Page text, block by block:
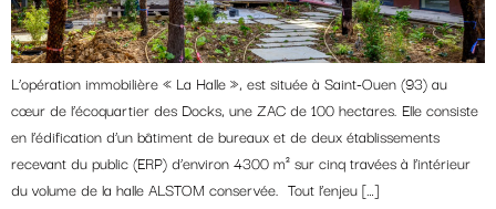
L’opération immobilière « La Halle », est située à Saint-Ouen (93) au
cœur de l’écoquartier des Docks, une ZAC de 100 hectares. Elle consiste
en l’édification d’un bâtiment de bureaux et de deux établissements
recevant du public (ERP) d’environ 4300 m² sur cinq travées à l’intérieur
du volume de la halle ALSTOM conservée. Tout l’enjeu […]